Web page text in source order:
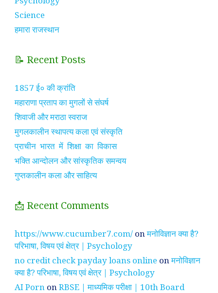
Science
हमारा राजस्थान
📝 Recent Posts
1857 ई० की क्रांति
महाराणा प्रताप का मुगलों से संघर्ष
शिवाजी और मराठा स्वराज
मुगलकालीन स्थापत्य कला एवं संस्कृति
प्राचीन भारत में शिक्षा का विकास
भक्ति आन्दोलन और सांस्कृतिक समन्वय
गुप्तकालीन कला और साहित्य
📩 Recent Comments
https://www.cucumber7.com/ onमनोविज्ञान क्या है?
परिभाषा, विषय एवं क्षेत्र | Psychology
no credit check payday loans online onमनोविज्ञान
क्या है? परिभाषा, विषय एवं क्षेत्र | Psychology
AI Porn onRBSE | माध्यमिक परीक्षा | 10th Board